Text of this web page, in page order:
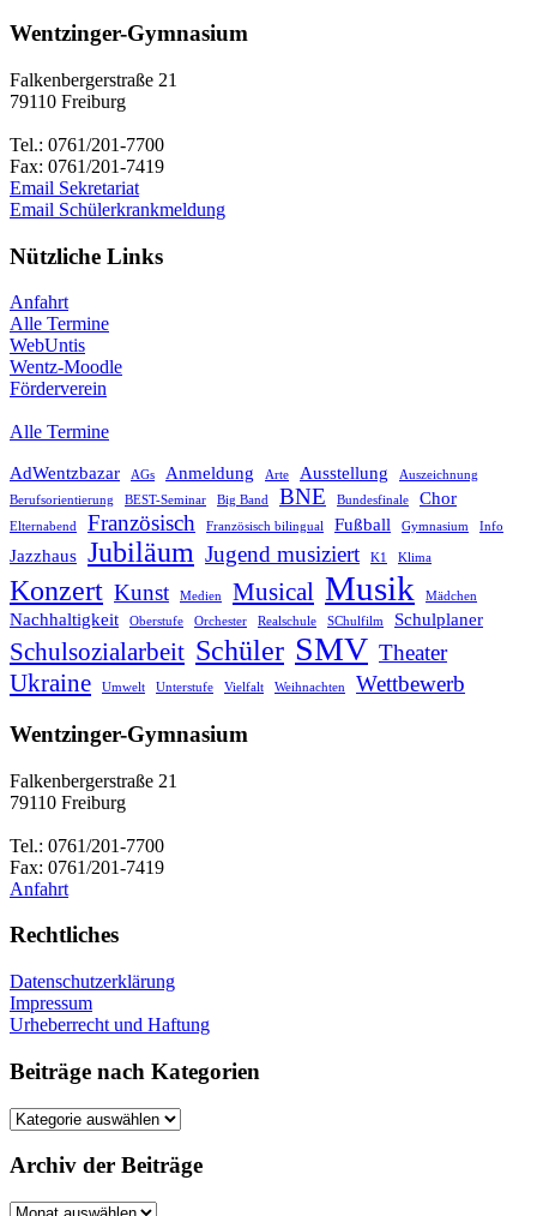
Wentzinger-Gymnasium
Falkenbergerstraße 21
79110 Freiburg
Tel.: 0761/201-7700
Fax: 0761/201-7419
Email Sekretariat
Email Schülerkrankmeldung
Nützliche Links
Anfahrt
Alle Termine
WebUntis
Wentz-Moodle
Förderverein
Alle Termine
AdWentzbazar AGs Anmeldung Arte Ausstellung
Auszeichnung
Berufsorientierung
BEST-Seminar Big Band BNE Bundesfinale Chor
Elternabend Französisch Französisch bilingual Fußball Gymnasium Info
Jazzhaus Jubiläum Jugend musiziert K1 Klima
Konzert Kunst Medien Musical Musik Mädchen
Nachhaltigkeit Oberstufe Orchester Realschule SChulfilm Schulplaner
Schulsozialarbeit Schüler SMV Theater
Ukraine Umwelt Unterstufe Vielfalt Weihnachten
Wettbewerb
Wentzinger-Gymnasium
Falkenbergerstraße 21
79110 Freiburg
Tel.: 0761/201-7700
Fax: 0761/201-7419
Anfahrt
Rechtliches
Datenschutzerklärung
Impressum
Urheberrecht und Haftung
Beiträge nach Kategorien
Beiträge
Kategorien
Archiv der Beiträge
Archiv